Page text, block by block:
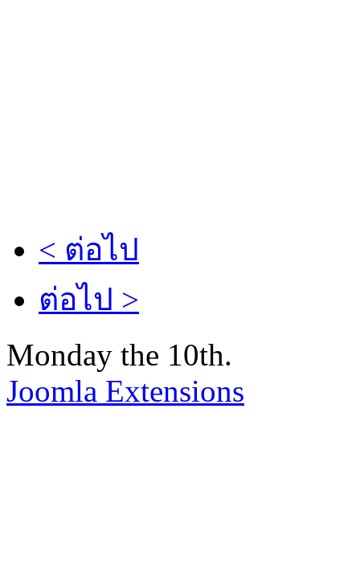
< ต่อไป
ต่อไป >
Monday the 10th.
Joomla Extensions